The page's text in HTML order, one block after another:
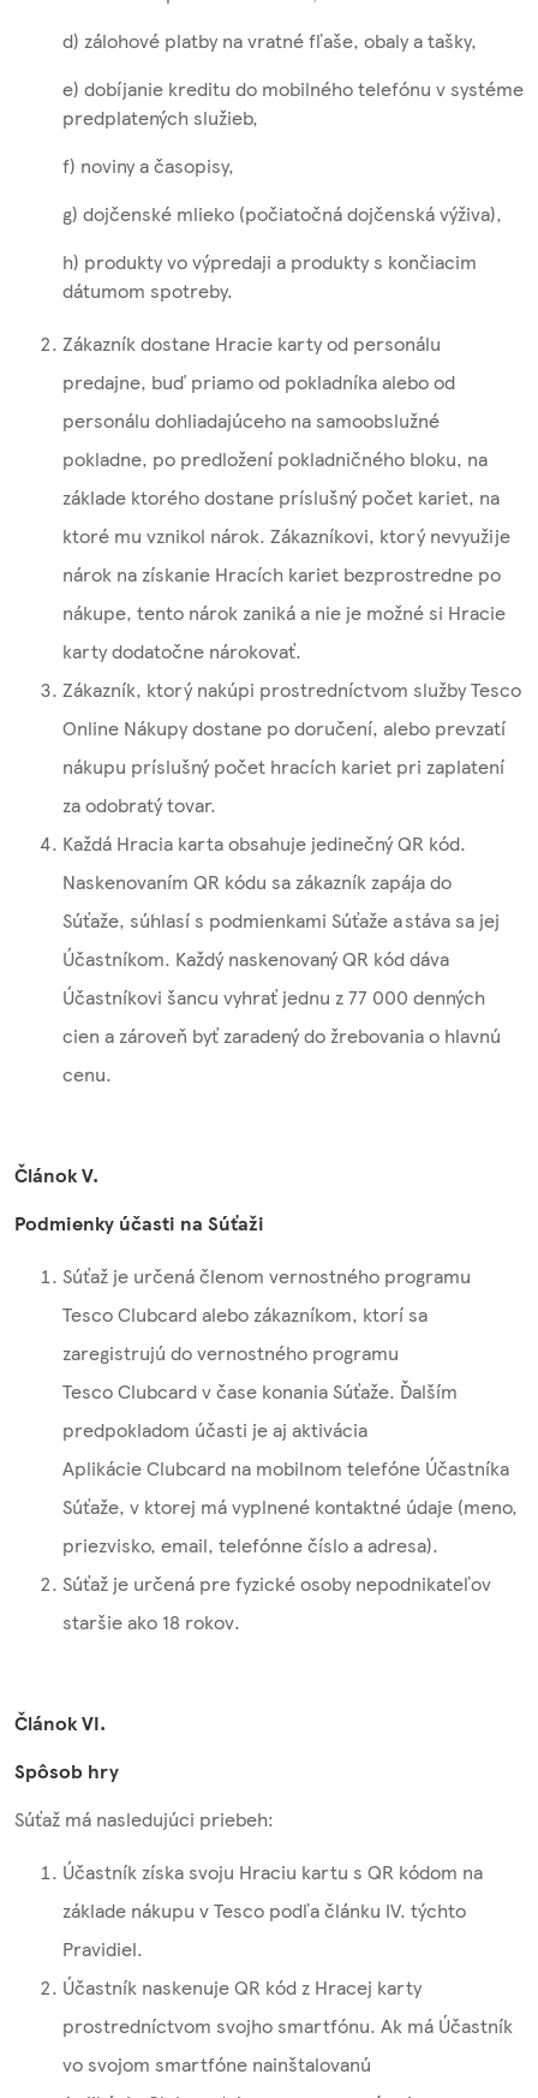
d) zálohové platby na vratné fľaše, obaly a tašky,
e) dobíjanie kreditu do mobilného telefónu v systéme
predplatených služieb,
f) noviny a časopisy,
g) dojčenské mlieko (počiatočná dojčenská výživa),
h) produkty vo výpredaji a produkty s končiacim
dátumom spotreby.
Zákazník dostane Hracie karty od personálu
predajne, buď priamo od pokladníka alebo od
personálu dohliadajúceho na samoobslužné
pokladne, po predložení pokladničného bloku, na
základe ktorého dostane príslušný počet kariet, na
ktoré mu vznikol nárok. Zákazníkovi, ktorý nevyužije
nárok na získanie Hracích kariet bezprostredne po
nákupe, tento nárok zaniká a nie je možné si Hracie
karty dodatočne nárokovať.
Zákazník, ktorý nakúpi prostredníctvom služby Tesco
Online Nákupy dostane po doručení, alebo prevzatí
nákupu príslušný počet hracích kariet pri zaplatení
za odobratý tovar.
Každá Hracia karta obsahuje jedinečný QR kód.
Naskenovaním QR kódu sa zákazník zapája do
Súťaže, súhlasí s podmienkami Súťaže a stáva sa jej
Účastníkom. Každý naskenovaný QR kód dáva
Účastníkovi šancu vyhrať jednu z 77 000 denných
cien a zároveň byť zaradený do žrebovania o hlavnú
cenu.
Článok V.
Podmienky účasti na Súťaži
Súťaž je určená členom vernostného programu
Tesco Clubcard alebo zákazníkom, ktorí sa
zaregistrujú do vernostného programu
Tesco Clubcard v čase konania Súťaže. Ďalším
predpokladom účasti je aj aktivácia
Aplikácie Clubcard na mobilnom telefóne Účastníka
Súťaže, v ktorej má vyplnené kontaktné údaje (meno,
priezvisko, email, telefónne číslo a adresa).
Súťaž je určená pre fyzické osoby nepodnikateľov
staršie ako 18 rokov.
Článok VI.
Spôsob hry
Súťaž má nasledujúci priebeh:
Účastník získa svoju Hraciu kartu s QR kódom na
základe nákupu v Tesco podľa článku IV. týchto
Pravidiel.
Účastník naskenuje QR kód z Hracej karty
prostredníctvom svojho smartfónu. Ak má Účastník
vo svojom smartfóne nainštalovanú